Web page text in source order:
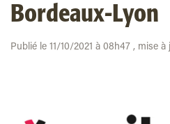
Bordeaux-Lyon
Publié le 11/10/2021 à 08h47 , mise